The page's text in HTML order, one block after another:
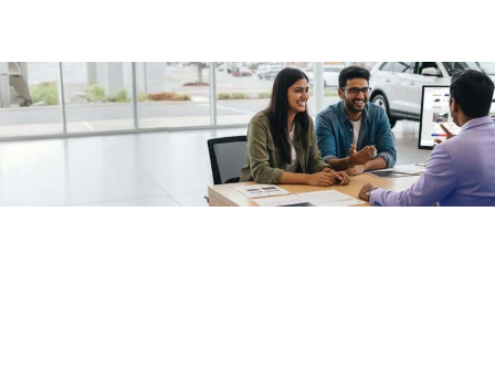
/fragments/plp-details